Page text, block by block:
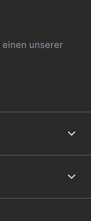
einen unserer